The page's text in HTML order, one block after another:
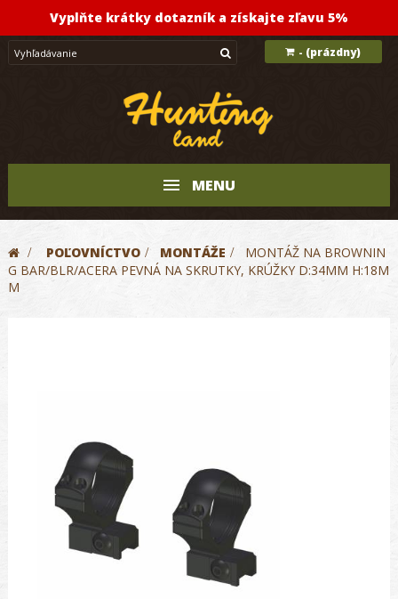
Vyplňte krátky dotazník a získajte zľavu 5%
- (prázdny)
MENU
> POĽOVNÍCTVO > MONTÁŽE >
MONTÁŽ NA BROWNIN
G BAR/BLR/ACERA PEVNÁ NA SKRUTKY, KRÚŽKY D:34MM H:18M
M